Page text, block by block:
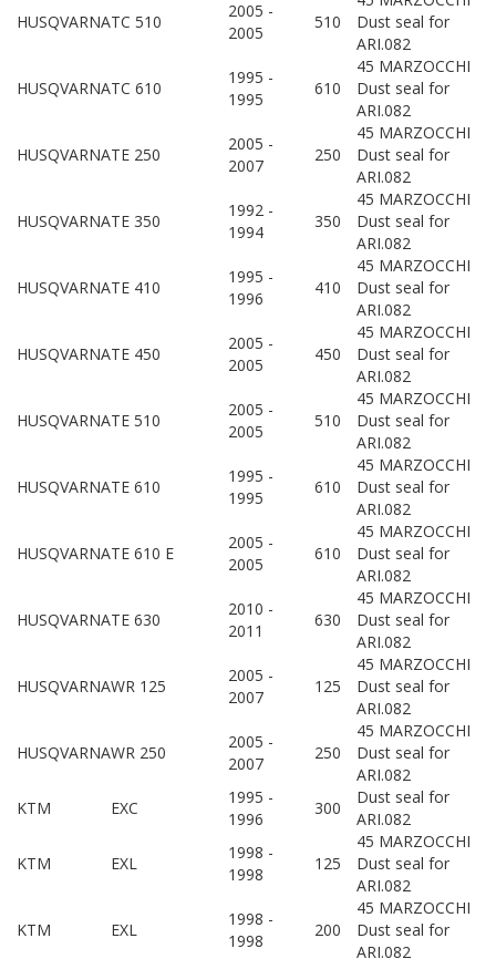
HUSQVARNATC 510
2005 -
2005
510
Dust seal for
ARI.082
HUSQVARNATC 610
1995 -
1995
610
45 MARZOCCHI
Dust seal for
ARI.082
HUSQVARNATE 250
2005 -
2007
250
45 MARZOCCHI
Dust seal for
ARI.082
HUSQVARNATE 350
1992 -
1994
350
45 MARZOCCHI
Dust seal for
ARI.082
HUSQVARNATE 410
1995 -
1996
410
45 MARZOCCHI
Dust seal for
ARI.082
HUSQVARNATE 450
2005 -
2005
450
45 MARZOCCHI
Dust seal for
ARI.082
HUSQVARNATE 510
2005 -
2005
510
45 MARZOCCHI
Dust seal for
ARI.082
HUSQVARNATE 610
1995 -
1995
610
45 MARZOCCHI
Dust seal for
ARI.082
HUSQVARNATE 610 E
2005 -
2005
610
45 MARZOCCHI
Dust seal for
ARI.082
HUSQVARNATE 630
2010 -
2011
630
45 MARZOCCHI
Dust seal for
ARI.082
HUSQVARNAWR 125
2005 -
2007
125
45 MARZOCCHI
Dust seal for
ARI.082
HUSQVARNAWR 250
2005 -
2007
250
45 MARZOCCHI
Dust seal for
ARI.082
KTM
EXC
1995 -
1996
300
Dust seal for
ARI.082
KTM EXL
1998 -
1998
125
45 MARZOCCHI
Dust seal for
ARI.082
KTM EXL
1998 -
1998
200
45 MARZOCCHI
Dust seal for
ARI.082